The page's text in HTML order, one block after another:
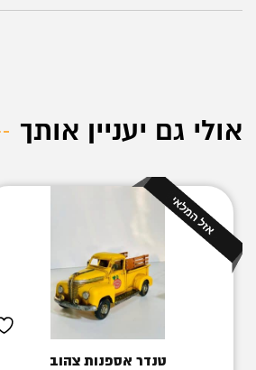
אולי גם יעניין אותך
טנדר אספנות צהוב